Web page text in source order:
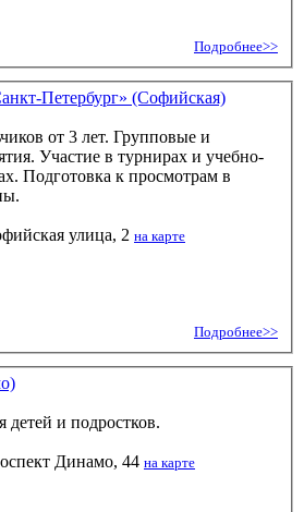
Подробнее>>
Петербург» (Софийская)
от 3 лет. Групповые и
Участие в турнирах и учебно-
Подготовка к просмотрам в
улица, 2 на карте
Подробнее>>
и подростков.
Динамо, 44 на карте